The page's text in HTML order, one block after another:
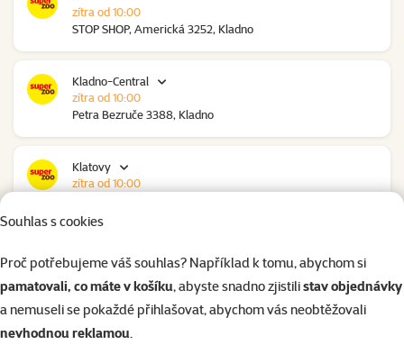
Souhlas s cookies
Proč potřebujeme váš souhlas? Například k tomu, abychom si
pamatovali, co máte v košíku, abyste snadno zjistilistav objednávky
a nemuseli se pokaždé přihlašovat, abychom vás neobtěžovali
nevhodnou reklamou.
STOP SHOP, Americká 3252, Kladno
zítra od 10:00
Kladno-Central
Petra Bezruče 3388, Kladno
zítra od 10:00
Klatovy
zítra od 10:00
Polepská 979, Kolín
zítra od 09:00
Kolín Ovčáry